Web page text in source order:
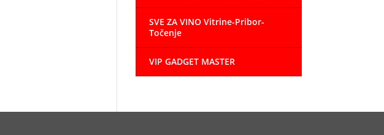
SVE ZA VINO Vitrine-Pribor-
Točenje
VIP GADGET MASTER